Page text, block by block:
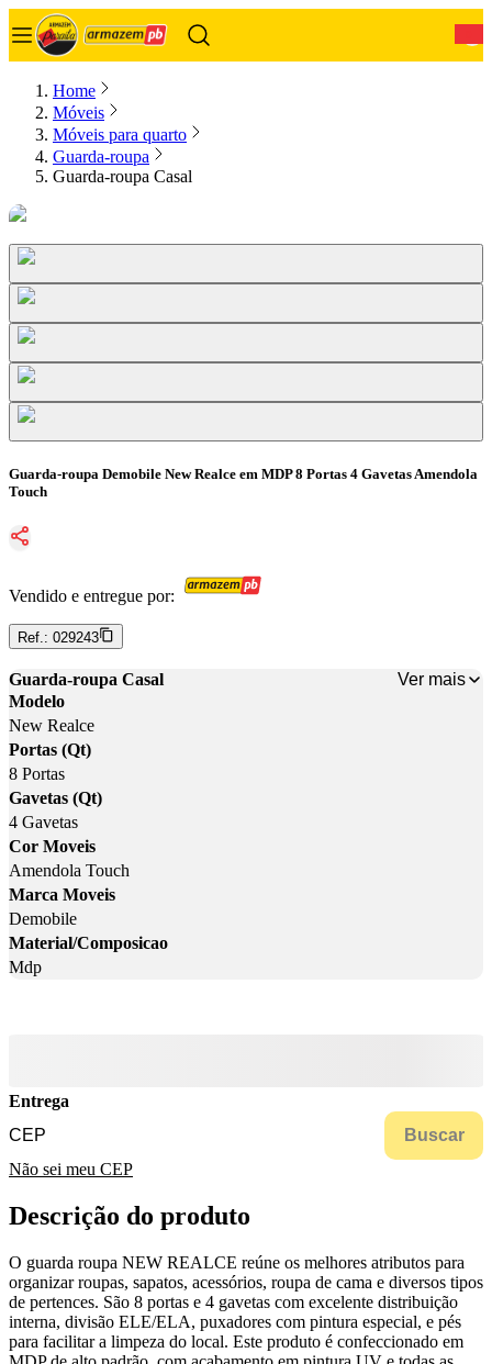
Home
Móveis
Móveis para quarto
Guarda-roupa
Guarda-roupa Casal
Guarda-roupa Demobile New Realce em MDP 8 Portas 4 Gavetas Amendola
Touch
Vendido e entregue por:
Ref.: 029243
Guarda-roupa Casal
Ver mais
Modelo
New Realce
Portas (Qt)
8 Portas
Gavetas (Qt)
4 Gavetas
Cor Moveis
Amendola Touch
Marca Moveis
Demobile
Material/Composicao
Mdp
Entrega
Buscar
Não sei meu CEP
Descrição do produto
O guarda roupa NEW REALCE reúne os melhores atributos para
organizar roupas, sapatos, acessórios, roupa de cama e diversos tipos
de pertences. São 8 portas e 4 gavetas com excelente distribuição
interna, divisão ELE/ELA, puxadores com pintura especial, e pés
para facilitar a limpeza do local. Este produto é confeccionado em